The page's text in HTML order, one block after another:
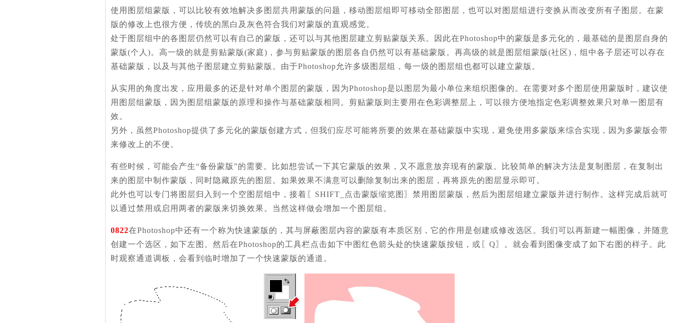
使用图层组蒙版，可以比较有效地解决多图层共用蒙版的问题，移动图层组即可移动全部图层，也可以对图层组进行变换从而改变所有子图层。在蒙
版的修改上也很方便，传统的黑白及灰色符合我们对蒙版的直观感觉。
处于图层组中的各图层仍然可以有自己的蒙版，还可以与其他图层建立剪贴蒙版关系。因此在Photoshop中的蒙版是多元化的，最基础的是图层自身的
蒙版(个人)。高一级的就是剪贴蒙版(家庭)，参与剪贴蒙版的图层各自仍然可以有基础蒙版。再高级的就是图层组蒙版(社区)，组中各子层还可以存在
基础蒙版，以及与其他子图层建立剪贴蒙版。由于Photoshop允许多级图层组，每一级的图层组也都可以建立蒙版。
从实用的角度出发，应用最多的还是针对单个图层的蒙版，因为Photoshop是以图层为最小单位来组织图像的。在需要对多个图层使用蒙版时，建议使
用图层组蒙版，因为图层组蒙版的原理和操作与基础蒙版相同。剪贴蒙版则主要用在色彩调整层上，可以很方便地指定色彩调整效果只对单一图层有
效。
另外，虽然Photoshop提供了多元化的蒙版创建方式，但我们应尽可能将所要的效果在基础蒙版中实现，避免使用多蒙版来综合实现，因为多蒙版会带
来修改上的不便。
有些时候，可能会产生“备份蒙版”的需要。比如想尝试一下其它蒙版的效果，又不愿意放弃现有的蒙版。比较简单的解决方法是复制图层，在复制出
来的图层中制作蒙版，同时隐藏原先的图层。如果效果不满意可以删除复制出来的图层，再将原先的图层显示即可。
此外也可以专门将图层归入到一个空图层组中，接着〖SHIFT_点击蒙版缩览图〗禁用图层蒙版，然后为图层组建立蒙版并进行制作。这样完成后就可
以通过禁用或启用两者的蒙版来切换效果。当然这样做会增加一个图层组。
0822在Photoshop中还有一个称为快速蒙版的，其与屏蔽图层内容的蒙版有本质区别，它的作用是创建或修改选区。我们可以再新建一幅图像，并随意
创建一个选区，如下左图。然后在Photoshop的工具栏点击如下中图红色箭头处的快速蒙版按钮，或〖Q〗。就会看到图像变成了如下右图的样子。此
时观察通道调板，会看到临时增加了一个快速蒙版的通道。